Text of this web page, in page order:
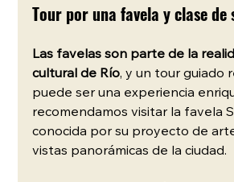
Tour por una favela y clase de
Las favelas son parte de la
cultural de Río, y un tour guiado
puede ser una experiencia
recomendamos visitar la favela
conocida por su proyecto de
vistas panorámicas de la ciudad.